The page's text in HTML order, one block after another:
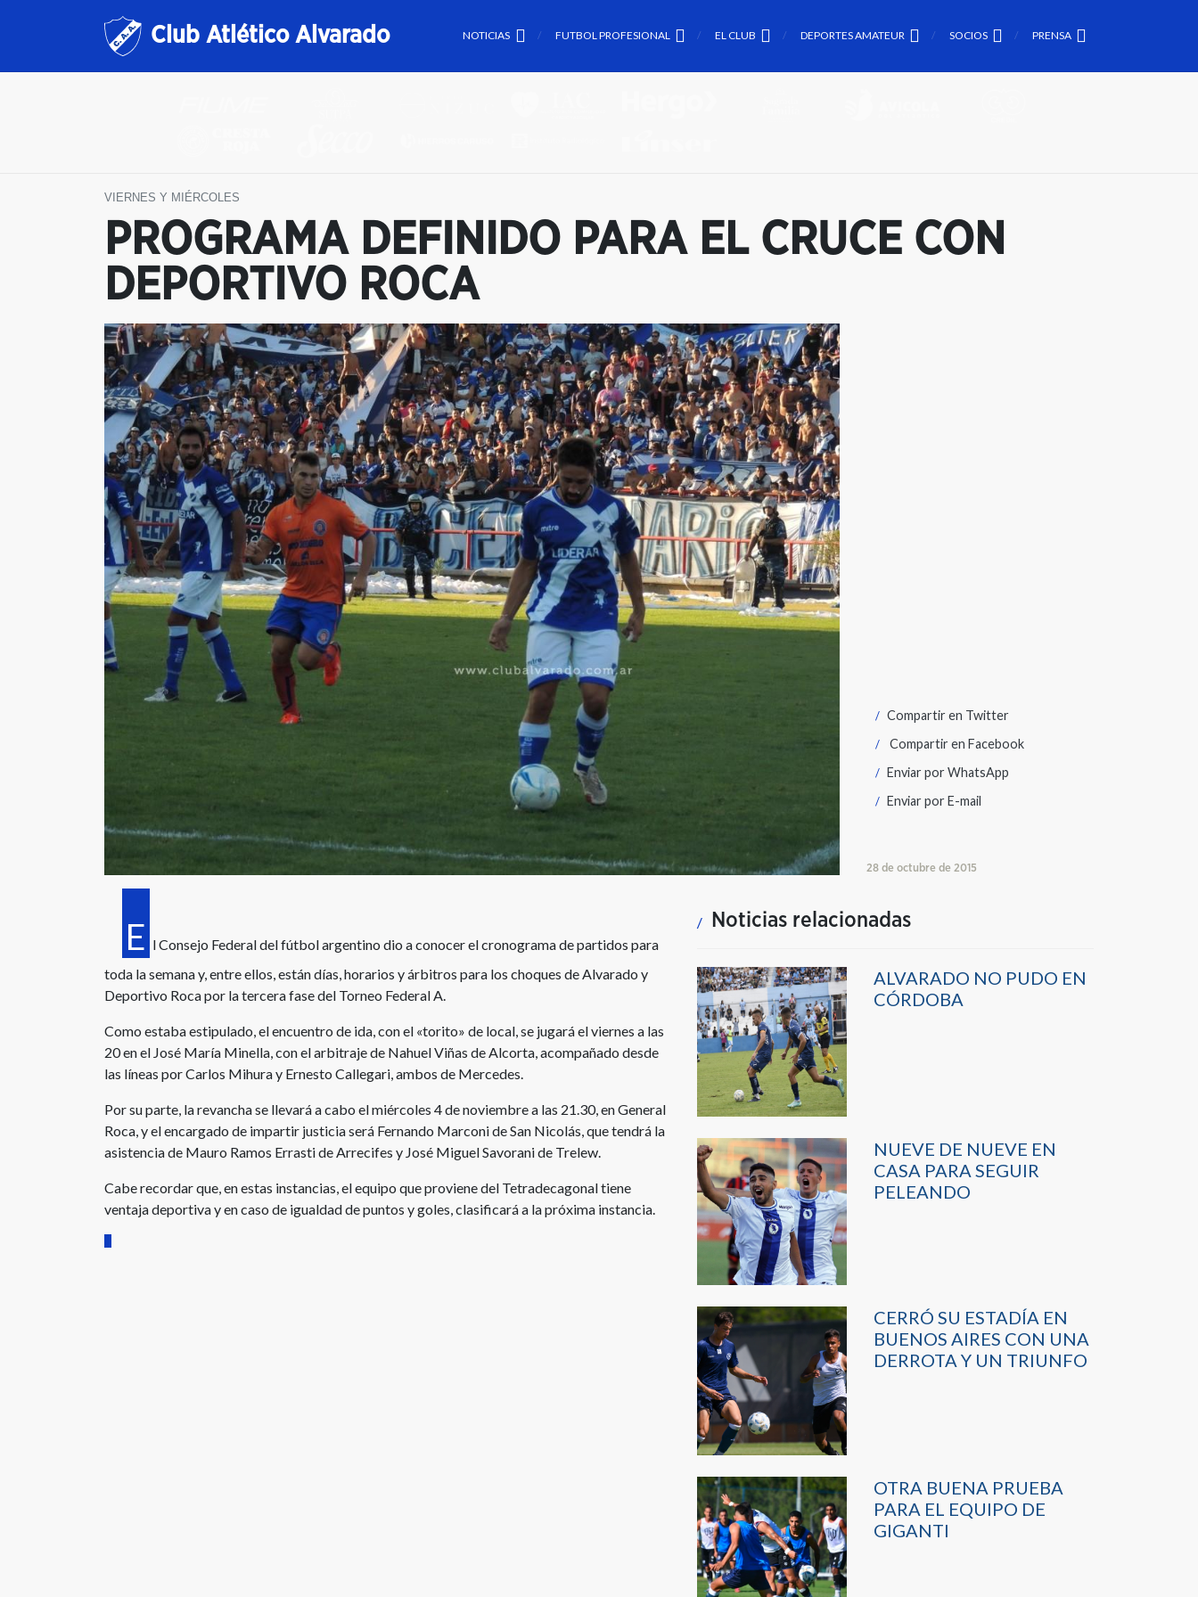
Club Atlético Alvarado NOTICIAS FUTBOL PROFESIONAL EL CLUB DEPORTES AMATEUR SOCIOS PRENSA
VIERNES Y MIÉRCOLES
PROGRAMA DEFINIDO PARA EL CRUCE CON
DEPORTIVO ROCA
Compartir en Twitter
Compartir en Facebook
Enviar porWhatsApp
Enviar porE-mail
28 de octubre de 2015
E l Consejo Federal del fútbol argentino dio a conocer el cronograma de partidos para
toda la semana y, entre ellos, están días, horarios y árbitros para los choques de Alvarado y
Deportivo Roca por la tercera fase del Torneo Federal A.
Como estaba estipulado, el encuentro de ida, con el «torito» de local, se jugará el viernes a las
20 en el José María Minella, con el arbitraje de Nahuel Viñas de Alcorta, acompañado desde
las líneas por Carlos Mihura y Ernesto Callegari, ambos de Mercedes.
Por su parte, la revancha se llevará a cabo el miércoles 4 de noviembre a las 21.30, en General
Roca, y el encargado de impartir justicia será Fernando Marconi de San Nicolás, que tendrá la
asistencia de Mauro Ramos Errasti de Arrecifes y José Miguel Savorani de Trelew.
Cabe recordar que, en estas instancias, el equipo que proviene del Tetradecagonal tiene
ventaja deportiva y en caso de igualdad de puntos y goles, clasificará a la próxima instancia.
Noticias relacionadas
ALVARADO NO PUDO EN
CÓRDOBA
NUEVE DE NUEVE EN
CASA PARA SEGUIR
PELEANDO
CERRÓ SU ESTADÍA EN
BUENOS AIRES CON UNA
DERROTA Y UN TRIUNFO
OTRA BUENA PRUEBA
PARA EL EQUIPO DE
GIGANTI